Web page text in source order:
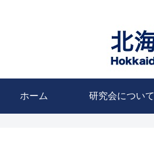
ホーム 研究会について